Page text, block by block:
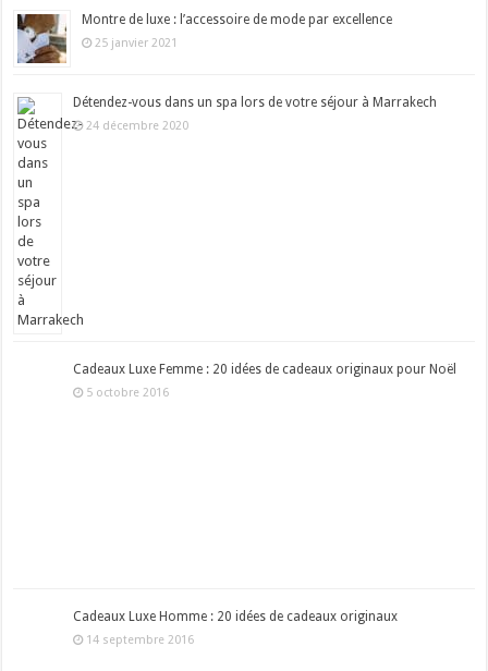
Montre de luxe : l’accessoire de mode par excellence
25 janvier 2021
Détendez-vous dans un spa lors de votre séjour à Marrakech
24 décembre 2020
Cadeaux Luxe Femme : 20 idées de cadeaux originaux pour Noël
5 octobre 2016
Cadeaux Luxe Homme : 20 idées de cadeaux originaux
14 septembre 2016